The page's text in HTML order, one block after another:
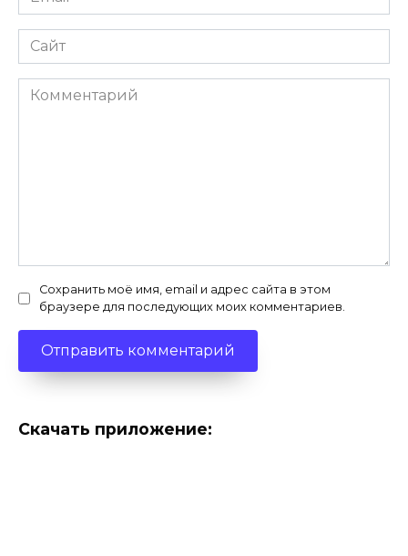
*
Сайт
Комментарий
Сохранить моё имя, email и адрес сайта в этом
браузере для последующих моих комментариев.
Скачать приложение: